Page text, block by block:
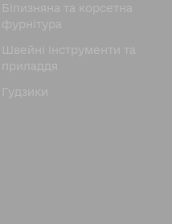
Білизняна та корсетна
фурнітура
Швейні інструменти та
приладдя
Гудзики